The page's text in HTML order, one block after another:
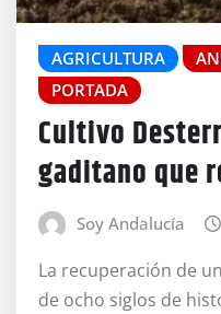
AGRICULTURA
PORTADA
Cultivo
gaditano que
Soy Andalucía
La recuperación de
de ocho siglos de